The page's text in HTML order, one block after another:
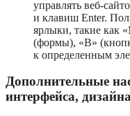
управлять веб-
и клавиш Enter.
ярлыки, такие как
(формы), «B»
к определенным
Дополнительные
интерфейса,